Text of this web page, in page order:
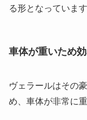
る形となっています
車体が重いため
ヴェラールはその
め、車体が非常に重